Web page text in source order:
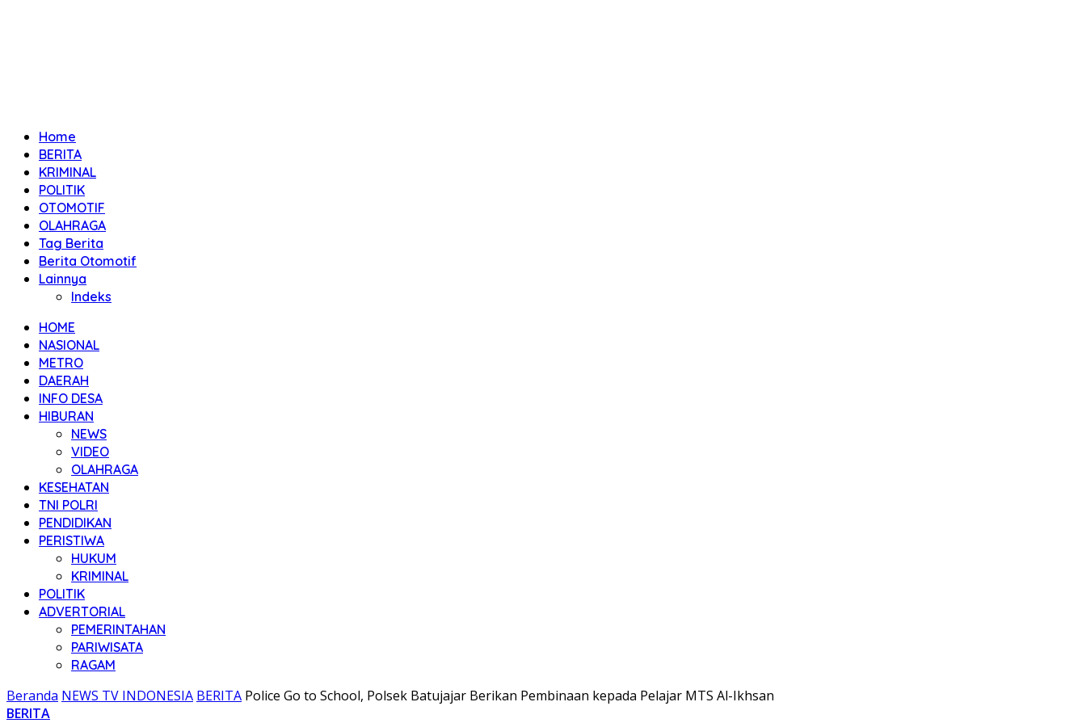
Home
BERITA
KRIMINAL
POLITIK
OTOMOTIF
OLAHRAGA
Tag Berita
Berita Otomotif
Lainnya
Indeks
HOME
NASIONAL
METRO
DAERAH
INFO DESA
HIBURAN
NEWS
VIDEO
OLAHRAGA
KESEHATAN
TNI POLRI
PENDIDIKAN
PERISTIWA
HUKUM
KRIMINAL
POLITIK
ADVERTORIAL
PEMERINTAHAN
PARIWISATA
RAGAM
Beranda NEWS TV INDONESIA BERITA Police Go to School, Polsek Batujajar Berikan Pembinaan kepada Pelajar MTS Al-Ikhsan
BERITA